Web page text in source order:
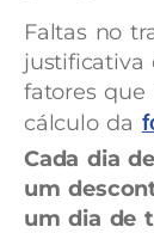
Faltas no
justificativa
fatores
cálculo da
Cada dia
um
um dia de